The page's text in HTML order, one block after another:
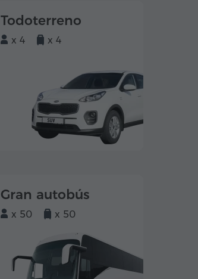
Todoterreno
x 4 x 4
Gran autobús
x 50 x 50